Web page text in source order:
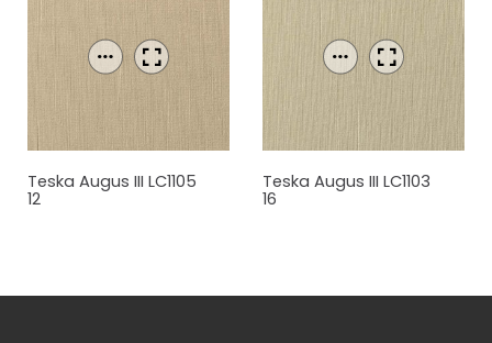
Teska Augus III LC1105
12
Teska Augus III LC1103
16